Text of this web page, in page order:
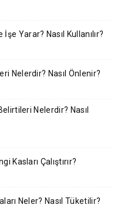
Yarar? Nasıl Kullanılır?
Nelerdir? Nasıl Önlenir?
Nelerdir? Nasıl
Kasları Çalıştırır?
Neler? Nasıl Tüketilir?